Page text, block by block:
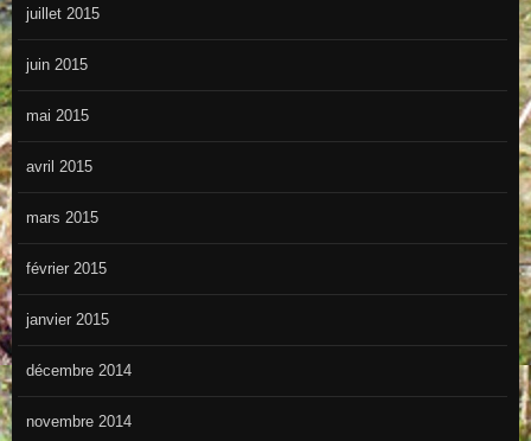
juillet 2015
juin 2015
mai 2015
avril 2015
mars 2015
février 2015
janvier 2015
décembre 2014
novembre 2014